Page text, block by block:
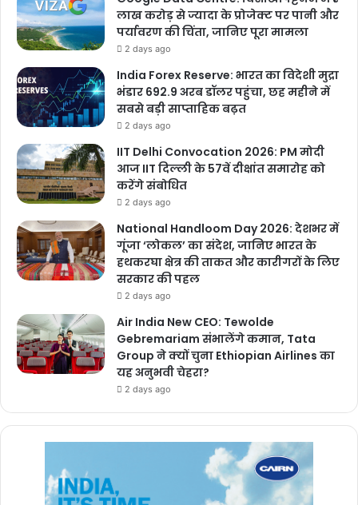
लाख करोड़ से ज्यादा के प्रोजेक्ट पर पानी और
पर्यावरण की चिंता, जानिए पूरा मामला
2 days ago
India Forex Reserve: भारत का विदेशी मुद्रा
भंडार 692.9 अरब डॉलर पहुंचा, छह महीने में
सबसे बड़ी साप्ताहिक बढ़त
2 days ago
IIT Delhi Convocation 2026: PM मोदी
आज IIT दिल्ली के 57वें दीक्षांत समारोह को
करेंगे संबोधित
2 days ago
National Handloom Day 2026: देशभर में
गूंजा ‘लोकल’ का संदेश, जानिए भारत के
हथकरघा क्षेत्र की ताकत और कारीगरों के लिए
सरकार की पहल
2 days ago
Air India New CEO: Tewolde
Gebremariam संभालेंगे कमान, Tata
Group ने क्यों चुना Ethiopian Airlines का
यह अनुभवी चेहरा?
2 days ago